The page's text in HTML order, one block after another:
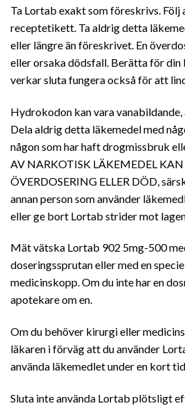
Ta Lortab exakt som föreskrivs. Följ
receptetikett. Ta aldrig detta
eller längre än föreskrivet. En
eller orsaka dödsfall. Berätta för din
verkar sluta fungera också för att
Hydrokodon kan vara vanabildande,
Dela aldrig detta läkemedel med
någon som har haft drogmissbruk
AV NARKOTISK LÄKEMEDEL
ÖVERDOSERING ELLER DÖD,
annan person som använder
eller ge bort Lortab strider mot
Mät vätska Lortab 902 5mg-500
doseringssprutan eller med en
medicinskopp. Om du inte har en
apotekare om en.
Om du behöver kirurgi eller
läkaren i förväg att du använder
använda läkemedlet under en kort
Sluta inte använda Lortab plötsligt